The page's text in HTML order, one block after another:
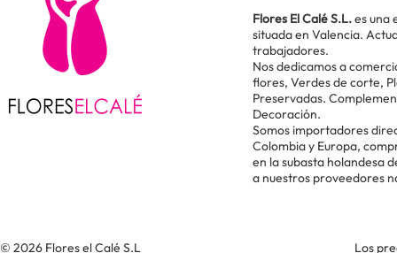
Flores El Calé S.L.es una
situada en Valencia.
trabajadores.
Nos dedicamos a
flores, Verdes de corte,
Preservadas.
Decoración.
Somos importadores
Colombia y Europa,
en la subasta holandesa
a nuestros proveedores
© 2026 Flores el Calé S.L Los